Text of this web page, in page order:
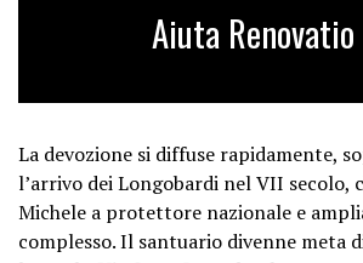
Aiuta Renovatio
La devozione si diffuse rapidamente,
l’arrivo dei Longobardi nel VII secolo,
Michele a protettore nazionale e
complesso. Il santuario divenne meta